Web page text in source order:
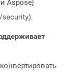
Aspose]